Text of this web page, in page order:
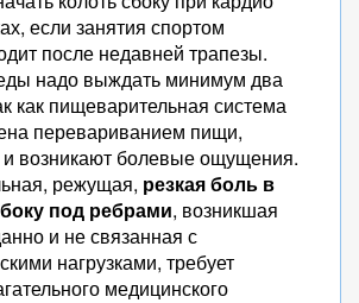
если занятия спортом
после недавней трапезы.
надо выждать минимум два
как пищеварительная система
перевариванием пищи,
возникают болевые ощущения.
режущая, резкая боль в
под ребрами, возникшая
и не связанная с
нагрузками, требует
медицинского